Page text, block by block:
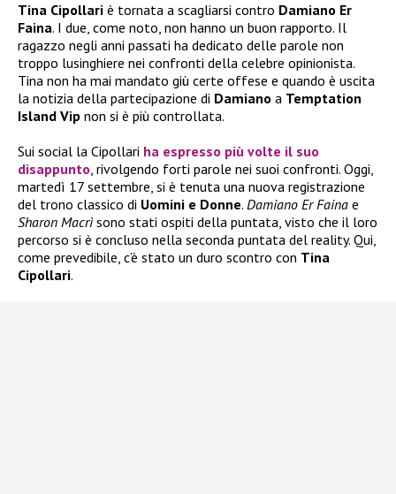
Tina Cipollari è tornata a scagliarsi contro Damiano Er
Faina. I due, come noto, non hanno un buon rapporto. Il
ragazzo negli anni passati ha dedicato delle parole non
troppo lusinghiere nei confronti della celebre opinionista.
Tina non ha mai mandato giù certe offese e quando è uscita
la notizia della partecipazione di Damiano a Temptation
Island Vip non si è più controllata.
Sui social la Cipollari ha espresso più volte il suo
disappunto, rivolgendo forti parole nei suoi confronti. Oggi,
martedì 17 settembre, si è tenuta una nuova registrazione
del trono classico di Uomini e Donne. Damiano Er Faina e
Sharon Macrì sono stati ospiti della puntata, visto che il loro
percorso si è concluso nella seconda puntata del reality. Qui,
come prevedibile, c’è stato un duro scontro con Tina
Cipollari.